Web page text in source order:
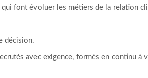
font évoluer les métiers de la relation
décision.
avec exigence, formés en continu